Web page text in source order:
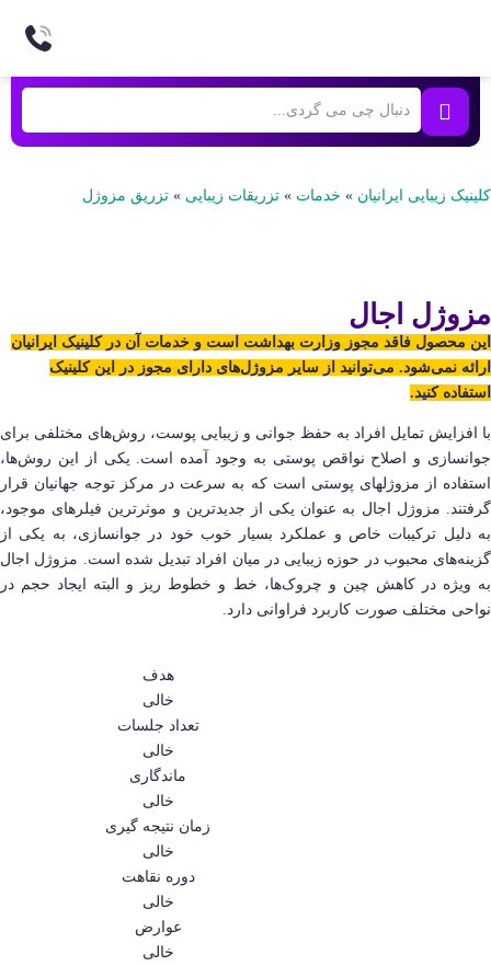
کلینیک زیبایی ایرانیان » خدمات » تزریقات زیبایی » تزریق مزوژل
مزوژل اجال​
این محصول فاقد مجوز وزارت بهداشت است و خدمات آن در کلینیک ایرانیان
ارائه نمی‌شود. می‌توانید از سایر مزوژل‌های دارای مجوز در این کلینیک
استفاده کنید.
با افزایش تمایل افراد به حفظ جوانی و زیبایی پوست، روش‌های مختلفی برای
جوانسازی و اصلاح نواقص پوستی به وجود آمده است. یکی از این روش‌ها،
استفاده از مزوژلهای پوستی است که به‌ سرعت در مرکز توجه جهانیان قرار
گرفتند. مزوژل اجال​ به عنوان یکی از جدیدترین و موثرترین فیلرهای موجود،
به دلیل ترکیبات خاص و عملکرد بسیار خوب خود در جوانسازی، به یکی از
گزینه‌های محبوب در حوزه زیبایی در میان افراد تبدیل شده است. مزوژل اجال
به ویژه در کاهش چین و چروک‌ها، خط و خطوط ریز و البته ایجاد حجم در
نواحی مختلف صورت کاربرد فراوانی دارد.
هدف
خالی
تعداد جلسات
خالی
ماندگاری
خالی
زمان نتیجه گیری
خالی
دوره نقاهت
خالی
عوارض
خالی